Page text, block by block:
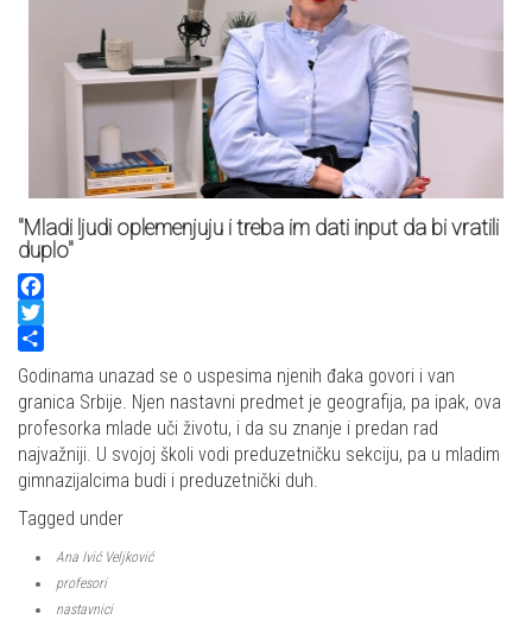
"Mladi ljudi oplemenjuju i treba im dati input da bi vratili
duplo"
Facebook
Twitter
Share
Godinama unazad se o uspesima njenih đaka govori i van
granica Srbije. Njen nastavni predmet je geografija, pa ipak, ova
profesorka mlade uči životu, i da su znanje i predan rad
najvažniji. U svojoj školi vodi preduzetničku sekciju, pa u mladim
gimnazijalcima budi i preduzetnički duh.
Tagged under
Ana Ivić Veljković
profesori
nastavnici